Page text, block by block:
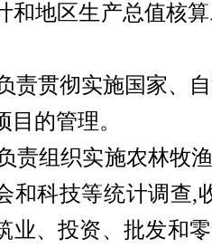
和地区生产总值核
负责贯彻实施国家、
目的管理。
责组织实施农林牧
和科技等统计调查,
业、投资、批发和